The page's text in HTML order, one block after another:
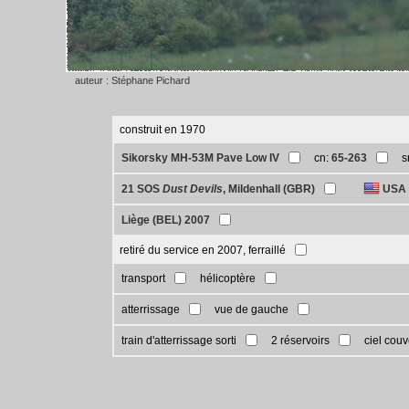
auteur : Stéphane Pichard
construit en 1970
Sikorsky MH-53M Pave Low IV cn: 65-263
21 SOS Dust Devils, Mildenhall (GBR) USA
Liège (BEL) 2007
retiré du service en 2007, ferraillé
transport hélicoptère
atterrissage vue de gauche
train d'atterrissage sorti 2 réservoirs ciel